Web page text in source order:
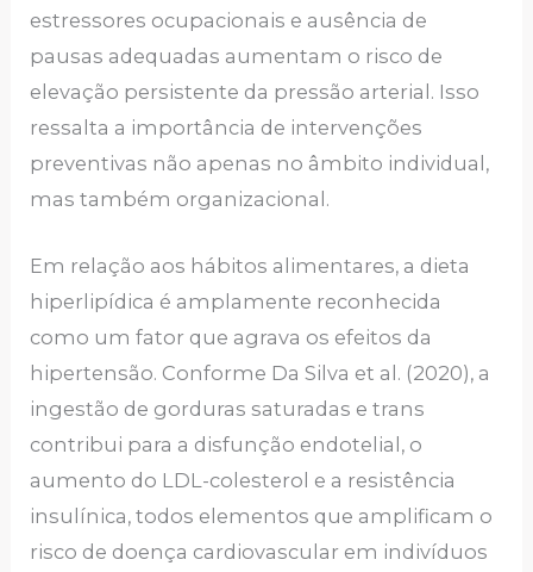
estressores ocupacionais e ausência de
pausas adequadas aumentam o risco de
elevação persistente da pressão arterial. Isso
ressalta a importância de intervenções
preventivas não apenas no âmbito individual,
mas também organizacional.
Em relação aos hábitos alimentares, a dieta
hiperlipídica é amplamente reconhecida
como um fator que agrava os efeitos da
hipertensão. Conforme Da Silva et al. (2020), a
ingestão de gorduras saturadas e trans
contribui para a disfunção endotelial, o
aumento do LDL-colesterol e a resistência
insulínica, todos elementos que amplificam o
risco de doença cardiovascular em indivíduos